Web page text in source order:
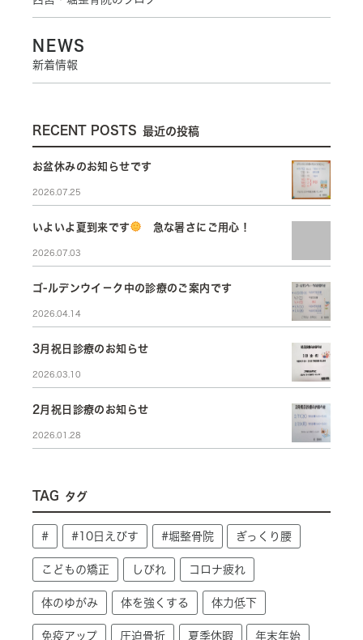
NEWS
新着情報
RECENT POSTS 最近の投稿
お盆休みのお知らせです
2026.07.25
いよいよ夏到来です 急な暑さにご用心！
2026.07.03
ゴ-ルデンウイ－ク中の診療のご案内です
2026.04.14
3月祝日診療のお知らせ
2026.03.10
2月祝日診療のお知らせ
2026.01.28
TAG タグ
# #10日えびす #堀整骨院 ぎっくり腰
こどもの矯正 しびれ コロナ疲れ
体のゆがみ 体を強くする 体力低下
免疫アップ 圧迫骨折 夏季休暇 年末年始